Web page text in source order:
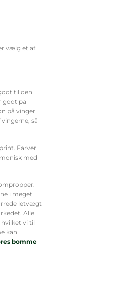
vælg et af
til den
godt på
på vinger
så
Farver
med
i meget
letvægt
Alle
vi til
kan
bomme